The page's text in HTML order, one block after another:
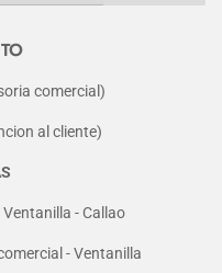
comercial)
al cliente)
- Callao
- Ventanilla